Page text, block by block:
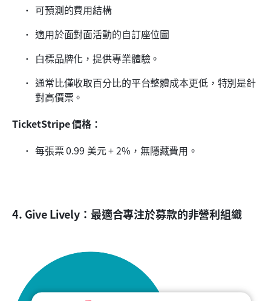
可預測的費用結構
適用於面對面活動的自訂座位圖
白標品牌化，提供專業體驗。
通常比僅收取百分比的平台整體成本更低，特別是針
對高價票。
TicketStripe 價格：
每張票 0.99 美元 + 2%，無隱藏費用。
4. Give Lively：最適合專注於募款的非營利組織